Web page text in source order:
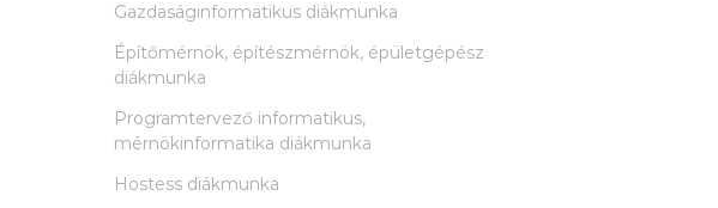
Gazdaságinformatikus diákmunka
Építőmérnök, építészmérnök, épületgépész
diákmunka
Programtervező informatikus,
mérnökinformatika diákmunka
Hostess diákmunka